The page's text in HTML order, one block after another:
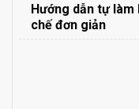
Hướng dẫn tự
chế đơn giản